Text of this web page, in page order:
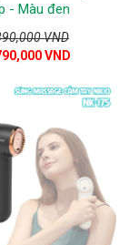
- Màu đen
VND
VND